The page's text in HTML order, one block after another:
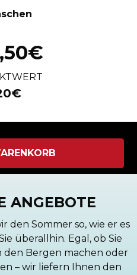
ANGEBOTE
den Sommer so, wie er es
überallhin. Egal, ob Sie
den Bergen machen oder
– wir liefern Ihnen den